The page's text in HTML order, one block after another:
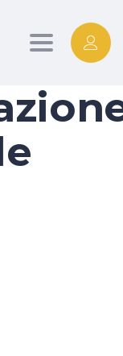
Toggle
navigation